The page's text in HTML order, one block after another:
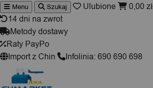
Wyszukiwarka
produktów
Menu Szukaj Ulubione 0,00 zł
14 dni na zwrot
Metody dostawy
Raty PayPo
Import z Chin
Infolinia: 690 690 698